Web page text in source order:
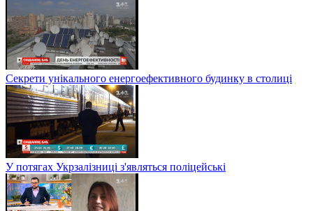
Секрети унікального енергоефективного будинку в столиці
У потягах Укрзалізниці з'являться поліцейські